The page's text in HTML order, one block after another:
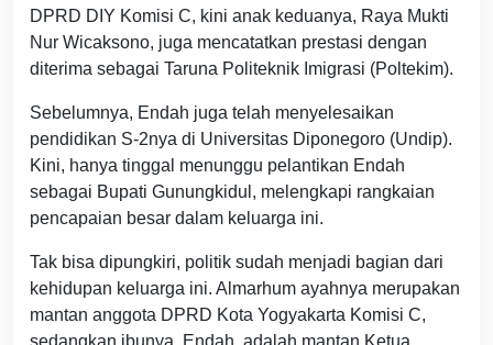
DPRD DIY Komisi C, kini anak keduanya, Raya Mukti
Nur Wicaksono, juga mencatatkan prestasi dengan
diterima sebagai Taruna Politeknik Imigrasi (Poltekim).
Sebelumnya, Endah juga telah menyelesaikan
pendidikan S-2nya di Universitas Diponegoro (Undip).
Kini, hanya tinggal menunggu pelantikan Endah
sebagai Bupati Gunungkidul, melengkapi rangkaian
pencapaian besar dalam keluarga ini.
Tak bisa dipungkiri, politik sudah menjadi bagian dari
kehidupan keluarga ini. Almarhum ayahnya merupakan
mantan anggota DPRD Kota Yogyakarta Komisi C,
sedangkan ibunya, Endah, adalah mantan Ketua